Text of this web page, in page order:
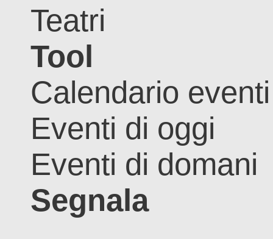
Teatri
Tool
Calendario eventi
Eventi di oggi
Eventi di domani
Segnala